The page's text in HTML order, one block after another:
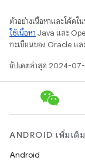
ตัวอย่างเนื้อหาและโค้ด
ใช้เนื้อหา Java และ
ทะเบียนของ Oracle แล
อัปเดตล่าสุด 2024-
ANDROID เพิ่มเติม
Android